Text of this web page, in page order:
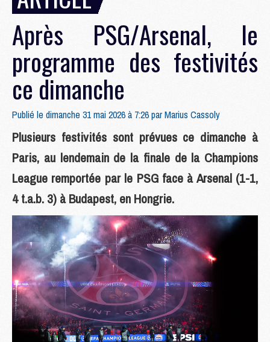
Après PSG/Arsenal, le
programme des festivités
ce dimanche
Publié le dimanche 31 mai 2026 à 7:26 parMarius Cassoly
Plusieurs festivités sont prévues ce dimanche à
Paris, au lendemain de la finale de la Champions
League remportée par le PSG face à Arsenal (1-1,
4 t.a.b. 3) à Budapest, en Hongrie.